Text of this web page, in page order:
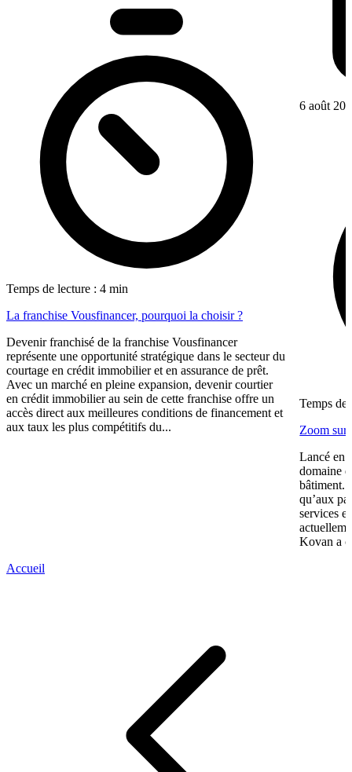
Temps de lecture : 4 min
La franchise Vousfinancer, pourquoi la choisir ?
Devenir franchisé de la franchise Vousfinancer
représente une opportunité stratégique dans le secteur du
courtage en crédit immobilier et en assurance de prêt.
Avec un marché en pleine expansion, devenir courtier
en crédit immobilier au sein de cette franchise offre un
accès direct aux meilleures conditions de financement et
aux taux les plus compétitifs du...
6 août
Temps de
Zoom sur
Lancé en
domaine
bâtiment.
qu’aux
services
Kovan a
Accueil